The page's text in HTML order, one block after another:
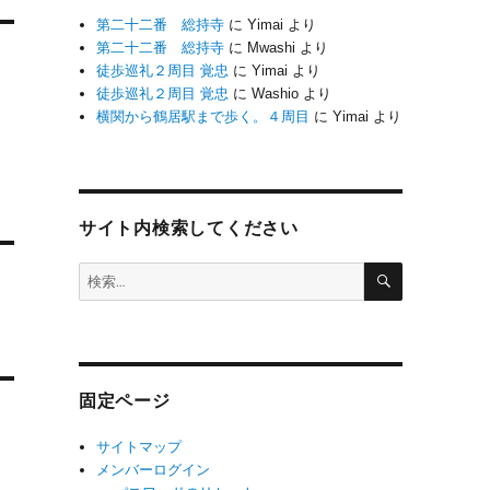
第二十二番 総持寺 にYimai より
第二十二番 総持寺 に Mwashi より
徒歩巡礼２周目 覚忠 にYimai より
徒歩巡礼２周目 覚忠 にWashio より
横関から鶴居駅まで歩く。４周目 にYimai より
サイト内検索してください
検
索:
検
固定ページ
サイトマップ
メンバーログイン